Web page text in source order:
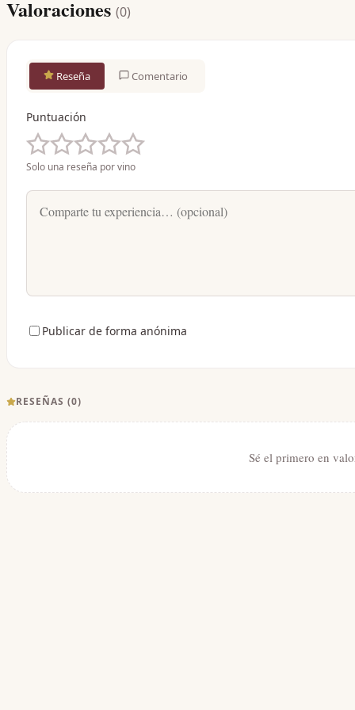
Valoraciones (0)
Reseña Comentario
Puntuación
Solo una reseña por vino
Publicar de forma anónima
RESEÑAS (0)
Sé el primero en